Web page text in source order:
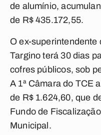
de alumínio,
de R$ 435.172,55.
O ex-superintendente
Targino terá 30 dias
cofres públicos, sob
A 1ª Câmara do TCE
de R$ 1.624,60, que
Fundo de
Municipal.